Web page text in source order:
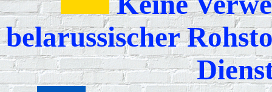
belarussischer